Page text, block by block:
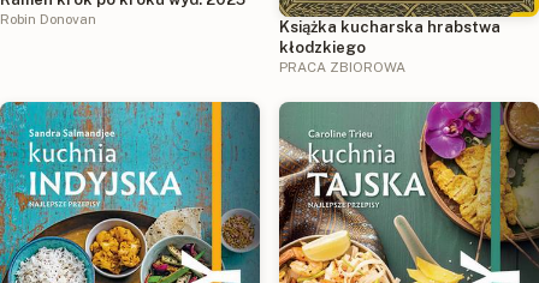
Robin Donovan
Książka kucharska hrabstwa
kłodzkiego
PRACA ZBIOROWA